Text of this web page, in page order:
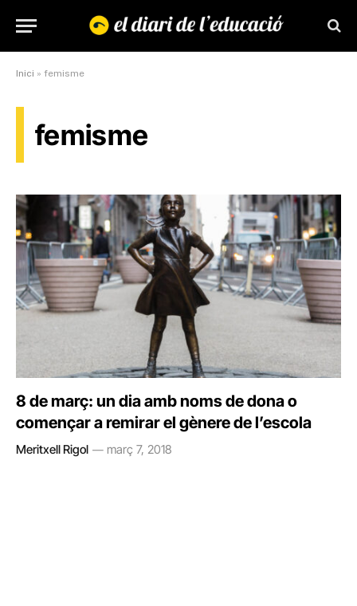
Inici » femisme
femisme
8 de març: un dia amb noms de dona o
començar a remirar el gènere de l’escola
Meritxell Rigol març 7, 2018